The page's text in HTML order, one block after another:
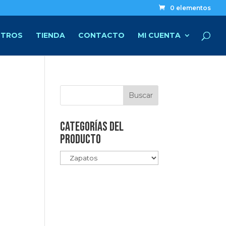
0 elementos
TIENDA CONTACTO MI CUENTA
Categorías del
producto